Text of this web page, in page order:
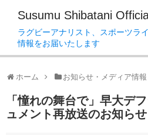
Susumu Shibatani
ラグビーアナリスト、スポーツラ
情報をお届いたします
ホーム お知らせ・メディア情報
「憧れの舞台で」早大デ
ュメント再放送のお知らせ